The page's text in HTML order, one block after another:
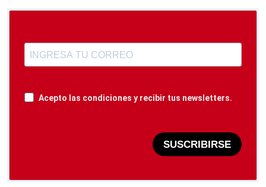
Acepto las condiciones y recibir tus newsletters.
SUSCRIBIRSE